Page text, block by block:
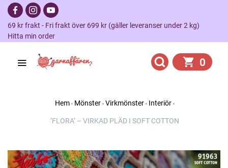
69 kr frakt - Fri frakt över 699 kr (gäller leveranser under 2 kg)
Hitta min order
0
Hem Mönster Virkmönster Interiör
’FLORA’ – VIRKAD PLÄD I SOFT COTTON